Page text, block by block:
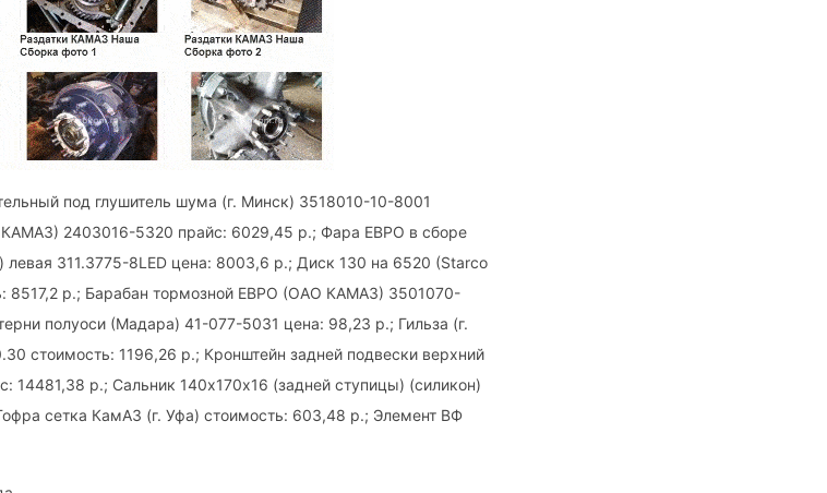
под глушитель шума (г. Минск) 3518010-10-8001
2403016-5320 прайс: 6029,45 р.; Фара ЕВРО в сборе
311.3775-8LED цена: 8003,6 р.; Диск 130 на 6520 (Starco
8517,2 р.; Барабан тормозной ЕВРО (ОАО КАМАЗ) 3501070-
полуоси (Мадара) 41-077-5031 цена: 98,23 р.; Гильза (г.
стоимость: 1196,26 р.; Кронштейн задней подвески верхний
р.; Сальник 140х170х16 (задней ступицы) (силикон)
сетка КамАЗ (г. Уфа) стоимость: 603,48 р.; Элемент ВФ